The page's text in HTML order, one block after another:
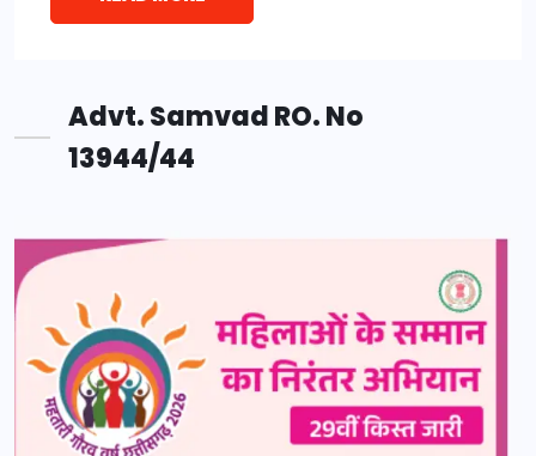
Advt. Samvad RO. No
13944/44